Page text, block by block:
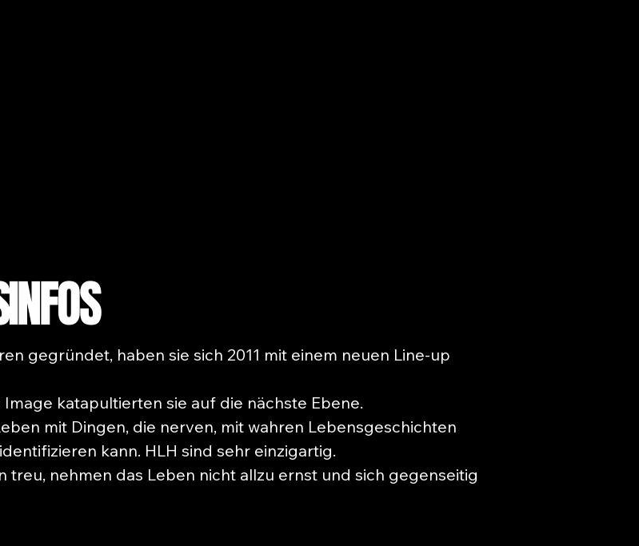
gegründet, haben sie sich 2011 mit einem neuen Line-up
katapultierten sie auf die nächste Ebene.
mit Dingen, die nerven, mit wahren Lebensgeschichten
kann. HLH sind sehr einzigartig.
treu, nehmen das Leben nicht allzu ernst und sich gegenseitig